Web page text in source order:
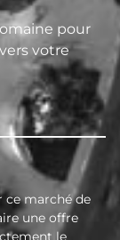
pour
votre
ce marché de
une offre
le